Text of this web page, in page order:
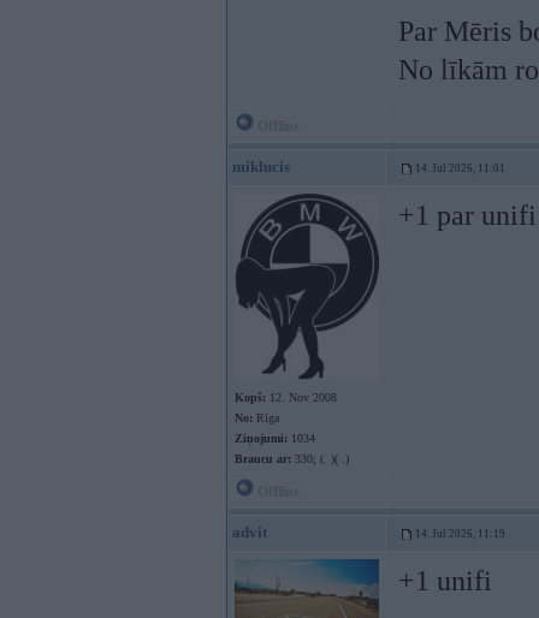
Par Mēris
No līkām
miklucis 14. Jul 2026, 11:01
Kopš: 12. Nov 2008
No: Rīga
Ziņojumi: 1034
Braucu ar: 330; (. )( .)
+1 par unifi
advit 14. Jul 2026, 11:19
+1 unifi